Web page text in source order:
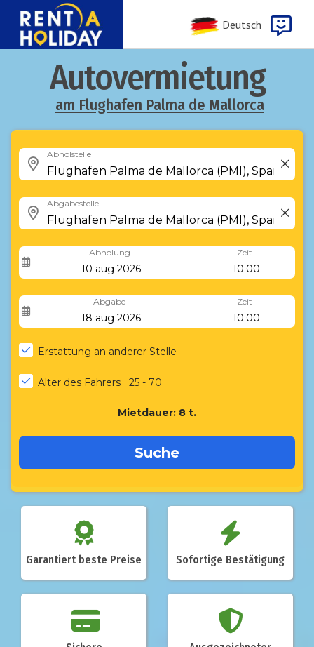
Deutsch
Autovermietung
am Flughafen Palma de Mallorca
Garantiert beste Preise Sofortige Bestätigung